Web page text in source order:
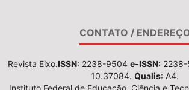
CONTATO /
Revista Eixo.ISSN: 2238-9504 e-ISSN:
10.37084. Qualis: A4.
Instituto Federal de Educação, Ciência e